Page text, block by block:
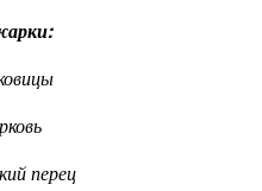
перец